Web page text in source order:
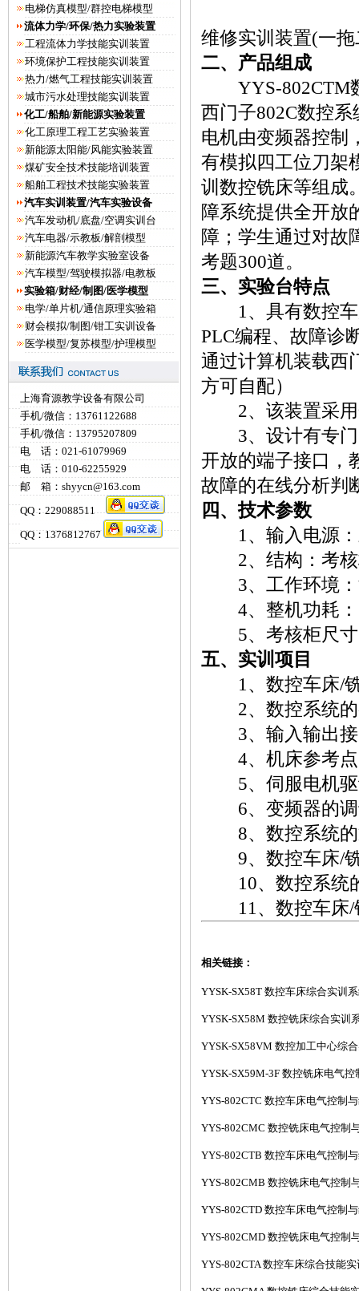
电梯仿真模型/群控电梯模型
流体力学/环保/热力实验装置
工程流体力学技能实训装置
环境保护工程技能实训装置
热力/燃气工程技能实训装置
城市污水处理技能实训装置
化工/船舶/新能源实验装置
化工原理工程工艺实验装置
新能源太阳能/风能实验装置
煤矿安全技术技能培训装置
船舶工程技术技能实验装置
汽车实训装置/汽车实验设备
汽车发动机/底盘/空调实训台
汽车电器/示教板/解剖模型
新能源汽车教学实验室设备
汽车模型/驾驶模拟器/电教板
实验箱/财经/制图/医学模型
电学/单片机/通信原理实验箱
财会模拟/制图/钳工实训设备
医学模型/复苏模型/护理模型
上海育源教学设备有限公司
手机/微信：13761122688
手机/微信：13795207809
电 话：021-61079969
电 话：010-62255929
邮 箱：shyycn@163.com
QQ：229088511
QQ：1376812767
维修实训装置(一
二、产品组成
YYS-802CTM数
西门子802C数控
电机由变频器控制
有模拟四工位刀架
训数控铣床等组成
障系统提供全开放
障；学生通过对故
考题300道。
三、实验台特点
1、具有数控车
PLC编程、故障诊
通过计算机装载西
方可自配）
2、该装置采用
3、设计有专门
开放的端子接口，
故障的在线分析判
四、技术参数
1、输入电源：
2、结构：考核
3、工作环境：
4、整机功耗：
5、考核柜尺寸
五、实训项目
1、数控车床/铣
2、数控系统的
3、输入输出接
4、机床参考点
5、伺服电机驱
6、变频器的调
8、数控系统的
9、数控车床/铣
10、数控系统
11、数控车床/
相关链接：
YYSK-SX58T 数控车床综合实训
YYSK-SX58M 数控铣床综合实训
YYSK-SX58VM 数控加工中心综
YYSK-SX59M-3F 数控铣床电气
YYS-802CTC 数控车床电气控制
YYS-802CMC 数控铣床电气控制
YYS-802CTB 数控车床电气控制
YYS-802CMB 数控铣床电气控制
YYS-802CTD 数控车床电气控制
YYS-802CMD 数控铣床电气控制
YYS-802CTA 数控车床综合技能